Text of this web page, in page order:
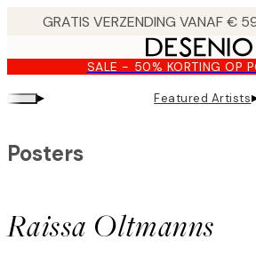
content.
SALE - 50% KORTING OP
▸ Featured Artists
Raissa Oltmanns
Posters